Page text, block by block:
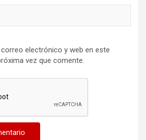
electrónico y web en este
vez que comente.